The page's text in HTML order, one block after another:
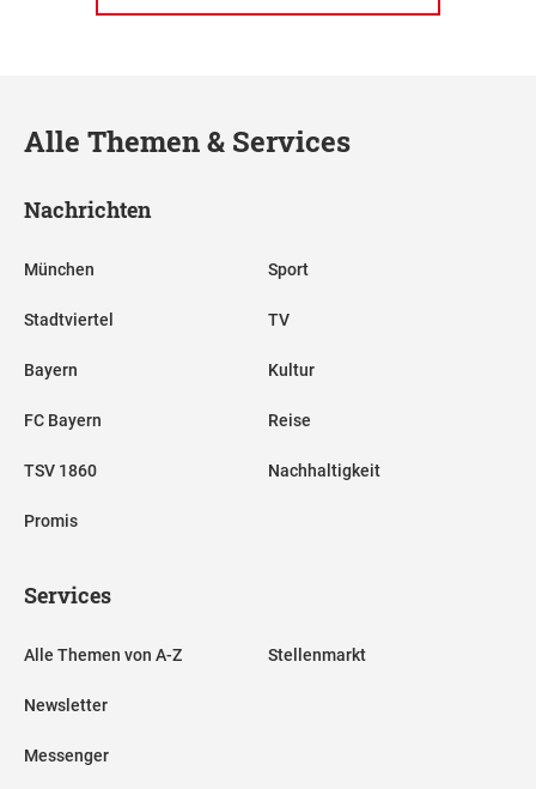
Alle Themen & Services
Nachrichten
München
Stadtviertel
Bayern
FC Bayern
TSV 1860
Promis
Sport
TV
Kultur
Reise
Nachhaltigkeit
Services
Alle Themen von A-Z
Newsletter
Messenger
Stellenmarkt